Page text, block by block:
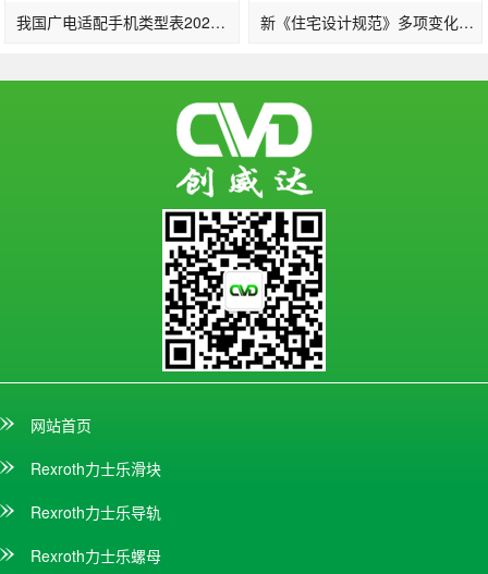
我国广电适配手机类型表2022一览：支撑的手机品牌及晋级时刻发布(2) 新《住宅设计规范》多项变化：2层及以上住宅设置电梯明确担架电梯尺寸…
网站首页
Rexroth力士乐滑块
Rexroth力士乐导轨
Rexroth力士乐螺母